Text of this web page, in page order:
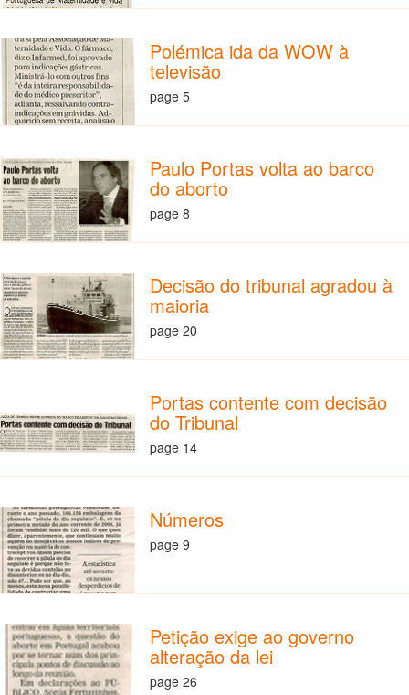
Polémica ida da WOW à
televisão
page 5
Paulo Portas volta ao barco
do aborto
page 8
Decisão do tribunal agradou à
maioria
page 20
Portas contente com decisão
do Tribunal
page 14
Números
page 9
Petição exige ao governo
alteração da lei
page 26